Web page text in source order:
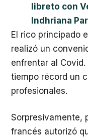
libreto con
Indhriana
El rico principado
realizó un
enfrentar al
tiempo récord un
profesionales.
Sorpresivamente,
francés autorizó